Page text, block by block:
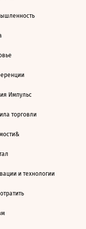
Импульс
торговли
и технологии